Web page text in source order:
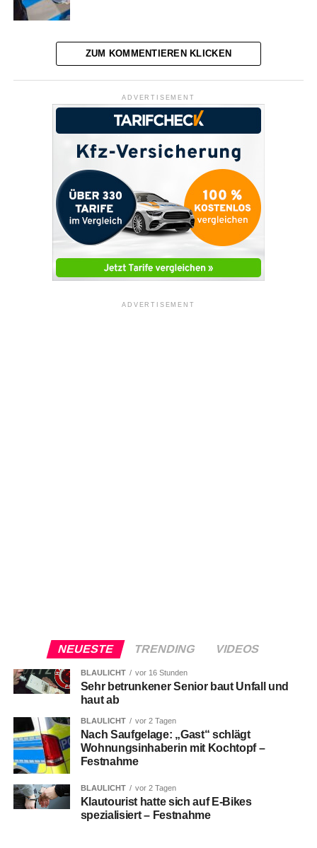
ZUM KOMMENTIEREN KLICKEN
ADVERTISEMENT
ADVERTISEMENT
NEUESTE TRENDING VIDEOS
BLAULICHT vor 16 Stunden
Sehr betrunkener Senior baut Unfall und
haut ab
BLAULICHT vor 2 Tagen
Nach Saufgelage: „Gast“ schlägt
Wohnungsinhaberin mit Kochtopf –
Festnahme
BLAULICHT vor 2 Tagen
Klautourist hatte sich auf E-Bikes
spezialisiert – Festnahme